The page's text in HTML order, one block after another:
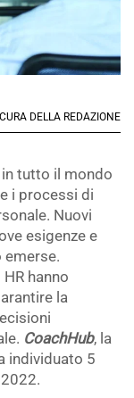
DELLA REDAZIONE
tutto il mondo
i processi di
Nuovi
esigenze e
emerse.
hanno
la
CoachHub, la
individuato 5